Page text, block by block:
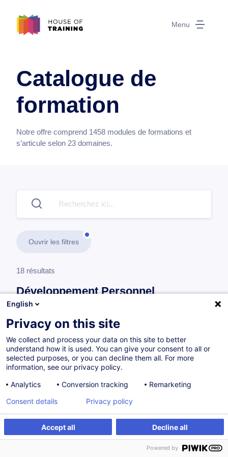
Menu
Catalogue de
formation
Notre offre comprend 1458 modules de formations et
s’articule selon 23 domaines.
Ouvrir les filtres
18 résultats
Développement Personnel
Consultez toute l'offreDéveloppement
Personnel ici.
Former et encadrer
Lehrgang für Ausbilder im Rahmen der
Ausbildung « CCP Assistant
d’accompagnement au quotidien »
English
Privacy on this site
We collect and process your data on this site to better
understand how it is used. You can give your consent to all or
selected purposes, or you can decline them all. For more
information, see our privacy policy.
Analytics
Conversion tracking Remarketing
Accept all Decline all
Consent details Privacy policy
Powered by